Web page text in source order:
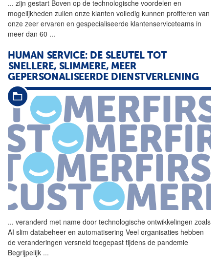
... zijn gestart Boven op de technologische voordelen en
mogelijkheden zullen onze klanten volledig kunnen profiteren van
onze zeer ervaren en gespecialiseerde klantenserviceteams in
meer dan 60 ...
HUMAN SERVICE: DE SLEUTEL TOT
SNELLERE, SLIMMERE, MEER
GEPERSONALISEERDE DIENSTVERLENING
... veranderd met name door technologische ontwikkelingen zoals
AI slim databeheer en automatisering Veel organisaties hebben
de veranderingen versneld toegepast tijdens de pandemie
Begrijpelijk ...